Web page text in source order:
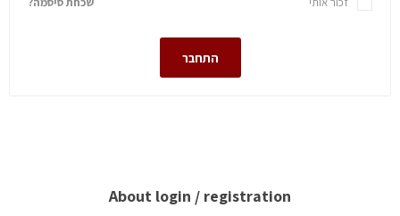
התחבר
About login / registration